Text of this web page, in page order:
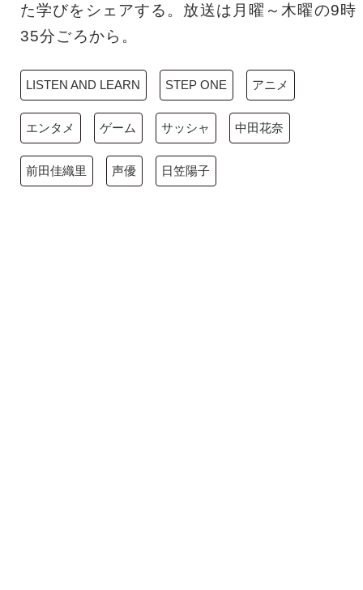
た学びをシェアする。放送は月曜～木曜の9時
35分ごろから。
LISTEN AND LEARN STEP ONE アニメ
エンタメ ゲーム サッシャ 中田花奈
前田佳織里 声優 日笠陽子